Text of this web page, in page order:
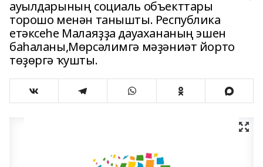
ауылдарының социаль объекттары
торошо менән танышты. Республика
етәксеһе Малаяҙҙа дауахананың эшен
баһаланы,Мөрсәлимгә мәҙәниәт йорто
төҙөргә ҡушты.